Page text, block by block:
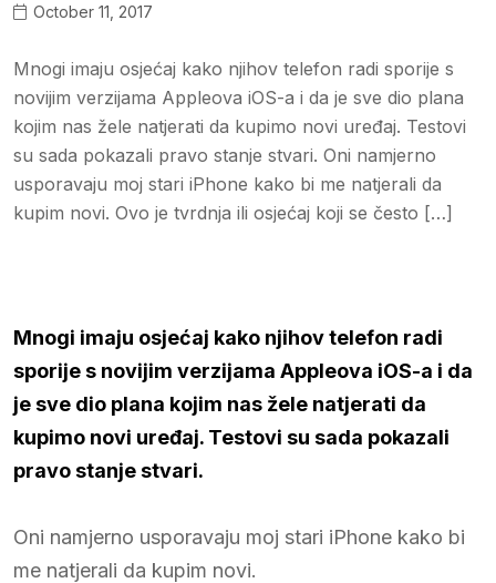
October 11, 2017
Mnogi imaju osjećaj kako njihov telefon radi sporije s
novijim verzijama Appleova iOS-a i da je sve dio plana
kojim nas žele natjerati da kupimo novi uređaj. Testovi
su sada pokazali pravo stanje stvari. Oni namjerno
usporavaju moj stari iPhone kako bi me natjerali da
kupim novi. Ovo je tvrdnja ili osjećaj koji se često […]
Mnogi imaju osjećaj kako njihov telefon radi
sporije s novijim verzijama Appleova iOS-a i da
je sve dio plana kojim nas žele natjerati da
kupimo novi uređaj. Testovi su sada pokazali
pravo stanje stvari.
Oni namjerno usporavaju moj stari iPhone kako bi
me natjerali da kupim novi.